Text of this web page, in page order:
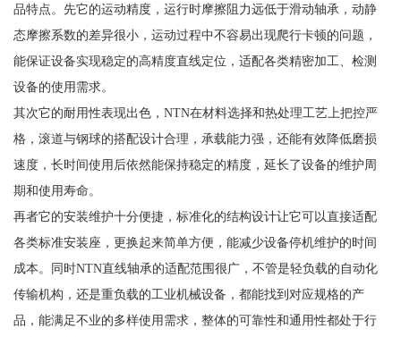
品特点。先它的运动精度，运行时摩擦阻力远低于滑动轴承，动静
态摩擦系数的差异很小，运动过程中不容易出现爬行卡顿的问题，
能保证设备实现稳定的高精度直线定位，适配各类精密加工、检测
设备的使用需求。
其次它的耐用性表现出色，NTN在材料选择和热处理工艺上把控严
格，滚道与钢球的搭配设计合理，承载能力强，还能有效降低磨损
速度，长时间使用后依然能保持稳定的精度，延长了设备的维护周
期和使用寿命。
再者它的安装维护十分便捷，标准化的结构设计让它可以直接适配
各类标准安装座，更换起来简单方便，能减少设备停机维护的时间
成本。同时NTN直线轴承的适配范围很广，不管是轻负载的自动化
传输机构，还是重负载的工业机械设备，都能找到对应规格的产
品，能满足不业的多样使用需求，整体的可靠性和通用性都处于行